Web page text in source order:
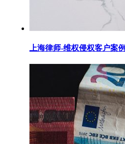
上海律师-维权侵权客户案例